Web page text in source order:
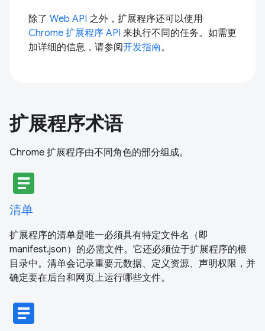
除了 Web API 之外，扩展程序还可以使用
Chrome 扩展程序 API 来执行不同的任务。如需更
加详细的信息，请参阅开发指南。
扩展程序术语
Chrome 扩展程序由不同角色的部分组成。
article
清单
扩展程序的清单是唯一必须具有特定文件名（即
manifest.json）的必需文件。它还必须位于扩展程序的根
目录中。清单会记录重要元数据、定义资源、声明权限，并
确定要在后台和网页上运行哪些文件。
article